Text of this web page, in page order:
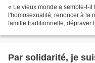
« Le vieux monde a semble-t-il
l'homosexualité, renoncer à la
famille traditionnelle, dépraver
Par solidarité, je